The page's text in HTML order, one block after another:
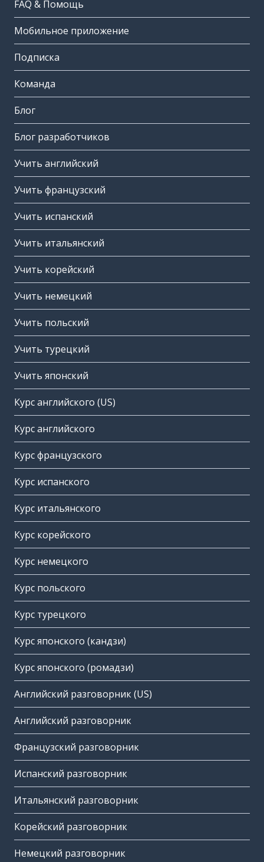
FAQ & Помощь
Мобильное приложение
Подписка
Команда
Блог
Блог разработчиков
Учить английский
Учить французский
Учить испанский
Учить итальянский
Учить корейский
Учить немецкий
Учить польский
Учить турецкий
Учить японский
Курс английского (US)
Курс английского
Курс французского
Курс испанского
Курс итальянского
Курс корейского
Курс немецкого
Курс польского
Курс турецкого
Курс японского (кандзи)
Курс японского (ромадзи)
Английский разговорник (US)
Английский разговорник
Французский разговорник
Испанский разговорник
Итальянский разговорник
Корейский разговорник
Немецкий разговорник